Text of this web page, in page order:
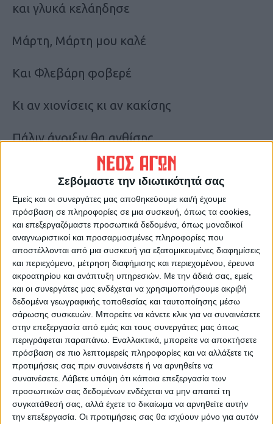
Σεβόμαστε την ιδιωτικότητά σας
Εμείς και οι συνεργάτες μας αποθηκεύουμε και/ή έχουμε
πρόσβαση σε πληροφορίες σε μια συσκευή, όπως τα cookies,
και επεξεργαζόμαστε προσωπικά δεδομένα, όπως μοναδικοί
αναγνωριστικοί και προσαρμοσμένες πληροφορίες που
αποστέλλονται από μια συσκευή για εξατομικευμένες διαφημίσεις
και περιεχόμενο, μέτρηση διαφήμισης και περιεχομένου, έρευνα
ακροατηρίου και ανάπτυξη υπηρεσιών. Με την άδειά σας, εμείς
και οι συνεργάτες μας ενδέχεται να χρησιμοποιήσουμε ακριβή
δεδομένα γεωγραφικής τοποθεσίας και ταυτοποίησης μέσω
σάρωσης συσκευών. Μπορείτε να κάνετε κλικ για να συναινέσετε
στην επεξεργασία από εμάς και τους συνεργάτες μας όπως
περιγράφεται παραπάνω. Εναλλακτικά, μπορείτε να αποκτήσετε
πρόσβαση σε πιο λεπτομερείς πληροφορίες και να αλλάξετε τις
προτιμήσεις σας πριν συναινέσετε ή να αρνηθείτε να
συναινέσετε. Λάβετε υπόψη ότι κάποια επεξεργασία των
προσωπικών σας δεδομένων ενδέχεται να μην απαιτεί τη
συγκατάθεσή σας, αλλά έχετε το δικαίωμα να αρνηθείτε αυτήν
την επεξεργασία. Οι προτιμήσεις σας θα ισχύουν μόνο για αυτόν
και γλυκά κελάηδησε
Μάρτη, Μάρτη μου καλέ
Και Φλεβάρη φοβερέ
Κι αν χιονίσεις κι αν κακίσης
Πάλιν άνοιξιν θα ανθίσης
Οι μαθητές επισκέφθηκαν και τα γραφεία
Νέου Αγώνα » φέρνοντας μαζί τους
ανοιξιάτικη…διάθεση!
Τα Χελιδονίσματα
Σύμφωνα με το έθιμο, τον Μάρτιο τα παιδιά
έφτιαχναν ένα ξύλινο ομοίωμα χελιδονιού,
πελεκημένο από τα ίδια ή κάποιον
μεγαλύτερο, πάνω σε μία βέργα. Αφού
τύλιγαν γύρω από τη βέργα ένα σπάγκο
περίπου 50 – 60 εκατοστών, τοποθετούσαν
τη βέργα μέσα σε ένα καλάμι. Από μία
τρύπα του καλαμιού έβγαζαν έξω την άκρη
του σπάγκου. Καθώς τραβούσαν με δύναμη
το σχοινί, η βέργα που στηριζόταν σε